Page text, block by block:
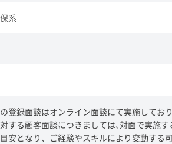
系
登録面談はオンライン面談にて実施しており
する顧客面談につきましては､対面で実施す
安となり、ご経験やスキルにより変動する